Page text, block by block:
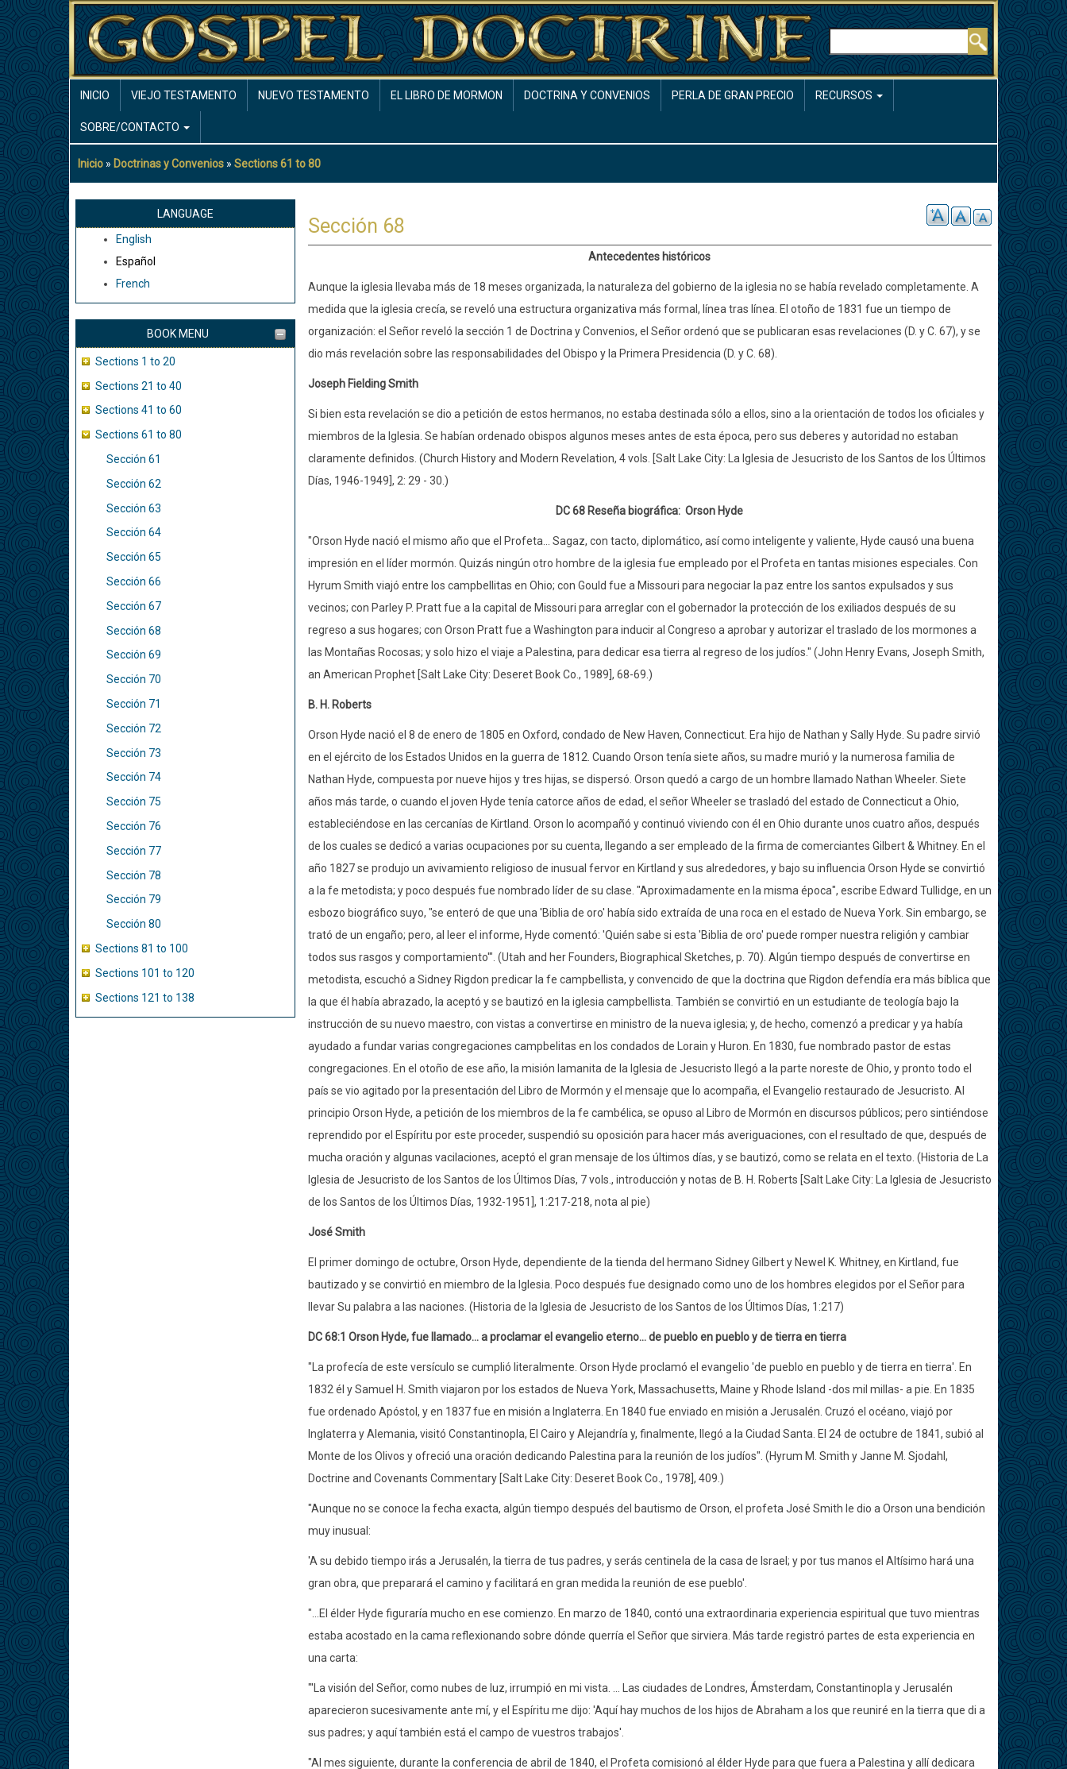
Pasar
al
contenido
principal
Buscar
NAVIGATION
INICIO VIEJO TESTAMENTO NUEVO TESTAMENTO EL LIBRO DE MORMON DOCTRINA Y CONVENIOS PERLA DE GRAN PRECIO RECURSOS
SOBRE/CONTACTO
Sobrescribir
enlaces
ayuda
navegación
Inicio Doctrinas y Convenios Sections 61 to 80
LANGUAGE
English
Español
French
BOOK MENU
Sections 1 to 20
Sections 21 to 40
Sections 41 to 60
Sections 61 to 80
Sección 61
Sección 62
Sección 63
Sección 64
Sección 65
Sección 66
Sección 67
Sección 68
Sección 69
Sección 70
Sección 71
Sección 72
Sección 73
Sección 74
Sección 75
Sección 76
Sección 77
Sección 78
Sección 79
Sección 80
Sections 81 to 100
Sections 101 to 120
Sections 121 to 138
Sección 68
Antecedentes históricos
Aunque la iglesia llevaba más de 18 meses organizada, la naturaleza del gobierno de la iglesia no se había revelado completamente. A
medida que la iglesia crecía, se reveló una estructura organizativa más formal, línea tras línea. El otoño de 1831 fue un tiempo de
organización: el Señor reveló la sección 1 de Doctrina y Convenios, el Señor ordenó que se publicaran esas revelaciones (D. y C. 67), y se
dio más revelación sobre las responsabilidades del Obispo y la Primera Presidencia (D. y C. 68).
Joseph Fielding Smith
Si bien esta revelación se dio a petición de estos hermanos, no estaba destinada sólo a ellos, sino a la orientación de todos los oficiales y
miembros de la Iglesia. Se habían ordenado obispos algunos meses antes de esta época, pero sus deberes y autoridad no estaban
claramente definidos. (Church History and Modern Revelation, 4 vols. [Salt Lake City: La Iglesia de Jesucristo de los Santos de los Últimos
Días, 1946-1949], 2: 29 - 30.)
DC 68 Reseña biográfica: Orson Hyde
"Orson Hyde nació el mismo año que el Profeta... Sagaz, con tacto, diplomático, así como inteligente y valiente, Hyde causó una buena
impresión en el líder mormón. Quizás ningún otro hombre de la iglesia fue empleado por el Profeta en tantas misiones especiales. Con
Hyrum Smith viajó entre los campbellitas en Ohio; con Gould fue a Missouri para negociar la paz entre los santos expulsados y sus
vecinos; con Parley P. Pratt fue a la capital de Missouri para arreglar con el gobernador la protección de los exiliados después de su
regreso a sus hogares; con Orson Pratt fue a Washington para inducir al Congreso a aprobar y autorizar el traslado de los mormones a
las Montañas Rocosas; y solo hizo el viaje a Palestina, para dedicar esa tierra al regreso de los judíos." (John Henry Evans, Joseph Smith,
an American Prophet [Salt Lake City: Deseret Book Co., 1989], 68-69.)
B. H. Roberts
Orson Hyde nació el 8 de enero de 1805 en Oxford, condado de New Haven, Connecticut. Era hijo de Nathan y Sally Hyde. Su padre sirvió
en el ejército de los Estados Unidos en la guerra de 1812. Cuando Orson tenía siete años, su madre murió y la numerosa familia de
Nathan Hyde, compuesta por nueve hijos y tres hijas, se dispersó. Orson quedó a cargo de un hombre llamado Nathan Wheeler. Siete
años más tarde, o cuando el joven Hyde tenía catorce años de edad, el señor Wheeler se trasladó del estado de Connecticut a Ohio,
estableciéndose en las cercanías de Kirtland. Orson lo acompañó y continuó viviendo con él en Ohio durante unos cuatro años, después
de los cuales se dedicó a varias ocupaciones por su cuenta, llegando a ser empleado de la firma de comerciantes Gilbert & Whitney. En el
año 1827 se produjo un avivamiento religioso de inusual fervor en Kirtland y sus alrededores, y bajo su influencia Orson Hyde se convirtió
a la fe metodista; y poco después fue nombrado líder de su clase. "Aproximadamente en la misma época", escribe Edward Tullidge, en un
esbozo biográfico suyo, "se enteró de que una 'Biblia de oro' había sido extraída de una roca en el estado de Nueva York. Sin embargo, se
trató de un engaño; pero, al leer el informe, Hyde comentó: 'Quién sabe si esta 'Biblia de oro' puede romper nuestra religión y cambiar
todos sus rasgos y comportamiento'". (Utah and her Founders, Biographical Sketches, p. 70). Algún tiempo después de convertirse en
metodista, escuchó a Sidney Rigdon predicar la fe campbellista, y convencido de que la doctrina que Rigdon defendía era más bíblica que
la que él había abrazado, la aceptó y se bautizó en la iglesia campbellista. También se convirtió en un estudiante de teología bajo la
instrucción de su nuevo maestro, con vistas a convertirse en ministro de la nueva iglesia; y, de hecho, comenzó a predicar y ya había
ayudado a fundar varias congregaciones campbelitas en los condados de Lorain y Huron. En 1830, fue nombrado pastor de estas
congregaciones. En el otoño de ese año, la misión lamanita de la Iglesia de Jesucristo llegó a la parte noreste de Ohio, y pronto todo el
país se vio agitado por la presentación del Libro de Mormón y el mensaje que lo acompaña, el Evangelio restaurado de Jesucristo. Al
principio Orson Hyde, a petición de los miembros de la fe cambélica, se opuso al Libro de Mormón en discursos públicos; pero sintiéndose
reprendido por el Espíritu por este proceder, suspendió su oposición para hacer más averiguaciones, con el resultado de que, después de
mucha oración y algunas vacilaciones, aceptó el gran mensaje de los últimos días, y se bautizó, como se relata en el texto. (Historia de La
Iglesia de Jesucristo de los Santos de los Últimos Días, 7 vols., introducción y notas de B. H. Roberts [Salt Lake City: La Iglesia de Jesucristo
de los Santos de los Últimos Días, 1932-1951], 1:217-218, nota al pie)
José Smith
El primer domingo de octubre, Orson Hyde, dependiente de la tienda del hermano Sidney Gilbert y Newel K. Whitney, en Kirtland, fue
bautizado y se convirtió en miembro de la Iglesia. Poco después fue designado como uno de los hombres elegidos por el Señor para
llevar Su palabra a las naciones. (Historia de la Iglesia de Jesucristo de los Santos de los Últimos Días, 1:217)
DC 68:1 Orson Hyde, fue llamado... a proclamar el evangelio eterno... de pueblo en pueblo y de tierra en tierra
"La profecía de este versículo se cumplió literalmente. Orson Hyde proclamó el evangelio 'de pueblo en pueblo y de tierra en tierra'. En
1832 él y Samuel H. Smith viajaron por los estados de Nueva York, Massachusetts, Maine y Rhode Island -dos mil millas- a pie. En 1835
fue ordenado Apóstol, y en 1837 fue en misión a Inglaterra. En 1840 fue enviado en misión a Jerusalén. Cruzó el océano, viajó por
Inglaterra y Alemania, visitó Constantinopla, El Cairo y Alejandría y, finalmente, llegó a la Ciudad Santa. El 24 de octubre de 1841, subió al
Monte de los Olivos y ofreció una oración dedicando Palestina para la reunión de los judíos". (Hyrum M. Smith y Janne M. Sjodahl,
Doctrine and Covenants Commentary [Salt Lake City: Deseret Book Co., 1978], 409.)
"Aunque no se conoce la fecha exacta, algún tiempo después del bautismo de Orson, el profeta José Smith le dio a Orson una bendición
muy inusual:
'A su debido tiempo irás a Jerusalén, la tierra de tus padres, y serás centinela de la casa de Israel; y por tus manos el Altísimo hará una
gran obra, que preparará el camino y facilitará en gran medida la reunión de ese pueblo'.
"...El élder Hyde figuraría mucho en ese comienzo. En marzo de 1840, contó una extraordinaria experiencia espiritual que tuvo mientras
estaba acostado en la cama reflexionando sobre dónde querría el Señor que sirviera. Más tarde registró partes de esta experiencia en
una carta:
"'La visión del Señor, como nubes de luz, irrumpió en mi vista. ... Las ciudades de Londres, Ámsterdam, Constantinopla y Jerusalén
aparecieron sucesivamente ante mí, y el Espíritu me dijo: 'Aquí hay muchos de los hijos de Abraham a los que reuniré en la tierra que di a
sus padres; y aquí también está el campo de vuestros trabajos'.
"Al mes siguiente, durante la conferencia de abril de 1840, el Profeta comisionó al élder Hyde para que fuera a Palestina y allí dedicara